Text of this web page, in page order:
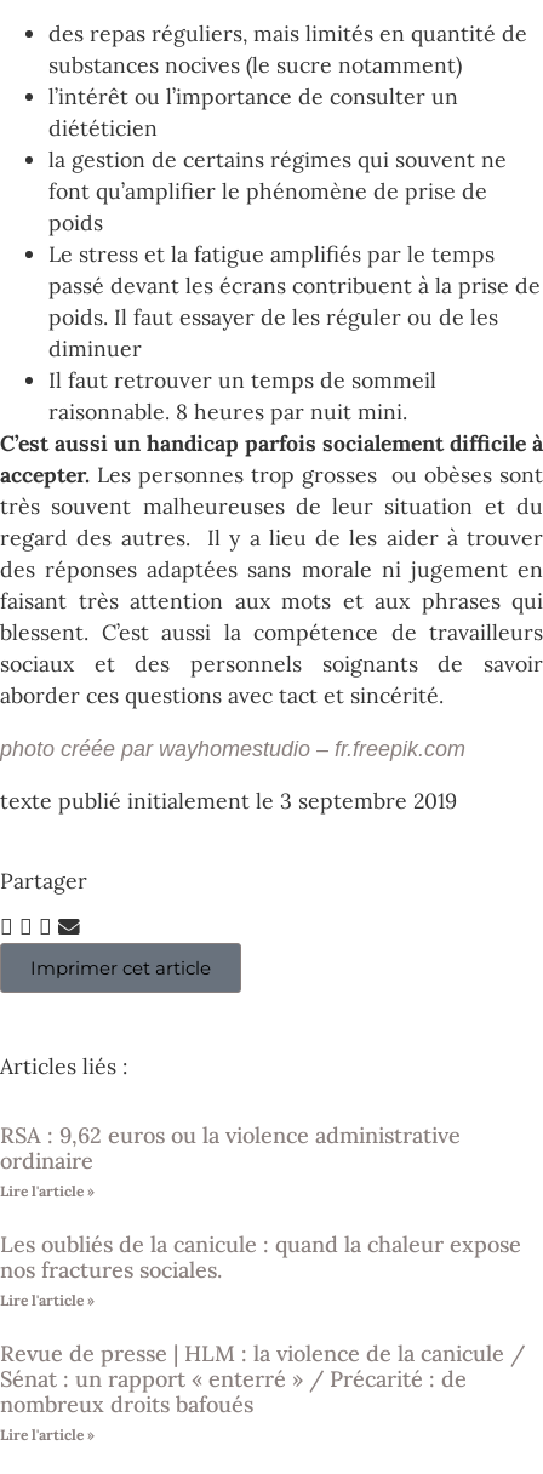
des repas réguliers, mais limités en quantité de
substances nocives (le sucre notamment)
l’intérêt ou l’importance de consulter un
diététicien
la gestion de certains régimes qui souvent ne
font qu’amplifier le phénomène de prise de
poids
Le stress et la fatigue amplifiés par le temps
passé devant les écrans contribuent à la prise de
poids. Il faut essayer de les réguler ou de les
diminuer
Il faut retrouver un temps de sommeil
raisonnable. 8 heures par nuit mini.
C’est aussi un handicap parfois socialement difficile à
accepter. Les personnes trop grosses ou obèses sont
très souvent malheureuses de leur situation et du
regard des autres. Il y a lieu de les aider à trouver
des réponses adaptées sans morale ni jugement en
faisant très attention aux mots et aux phrases qui
blessent. C’est aussi la compétence de travailleurs
sociaux et des personnels soignants de savoir
aborder ces questions avec tact et sincérité.
photo créée par wayhomestudio – fr.freepik.com
texte publié initialement le 3 septembre 2019
Partager
Imprimer cet article
Articles liés :
RSA : 9,62 euros ou la violence administrative
ordinaire
Lire l'article »
Les oubliés de la canicule : quand la chaleur expose
nos fractures sociales.
Lire l'article »
Revue de presse | HLM : la violence de la canicule /
Sénat : un rapport « enterré » / Précarité : de
nombreux droits bafoués
Lire l'article »